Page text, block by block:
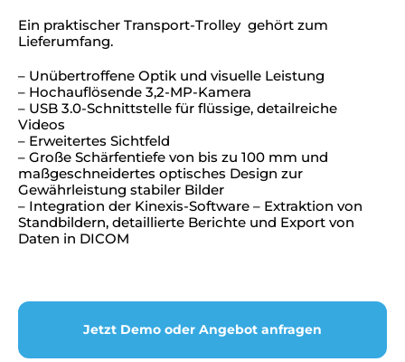
Ein praktischer Transport-Trolley gehört zum
Lieferumfang.
– Unübertroffene Optik und visuelle Leistung
– Hochauflösende 3,2-MP-Kamera
– USB 3.0-Schnittstelle für flüssige, detailreiche
Videos
– Erweitertes Sichtfeld
– Große Schärfentiefe von bis zu 100 mm und
maßgeschneidertes optisches Design zur
Gewährleistung stabiler Bilder
– Integration der Kinexis-Software – Extraktion von
Standbildern, detaillierte Berichte und Export von
Daten in DICOM
Jetzt Demo oder Angebot anfragen